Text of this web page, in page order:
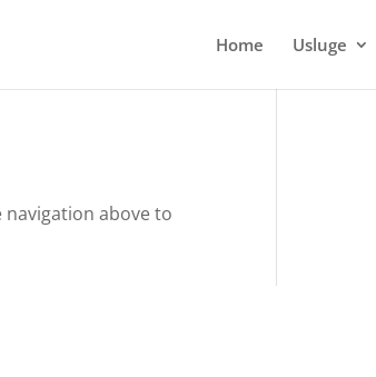
Home Usluge
above to